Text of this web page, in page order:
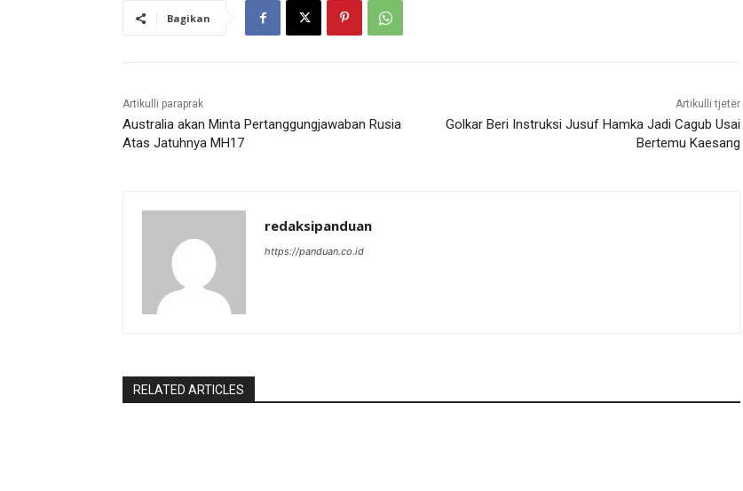
Bagikan
Artikulli paraprak
Australia akan Minta Pertanggungjawaban Rusia
Atas Jatuhnya MH17
Artikulli tjetër
Golkar Beri Instruksi Jusuf Hamka Jadi Cagub Usai
Bertemu Kaesang
redaksipanduan
https://panduan.co.id
RELATED ARTICLES